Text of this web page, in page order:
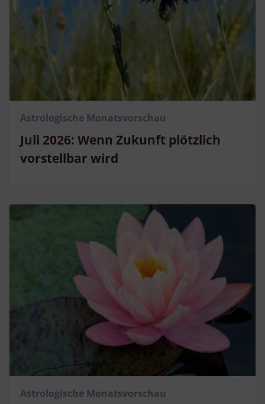
Juli 2026: Wenn Zukunft plötzlich
vorstellbar wird
Astrologische Monatsvorschau
Astrologische Monatsvorschau
Verwendung reduzierter Daten zur Auswahl von Inhalten
Besondere Features:
Verwendung genauer Standortdaten